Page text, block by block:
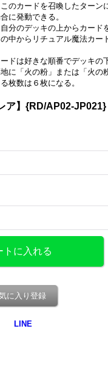
このカードを召喚したター
に発動できる。
自分のデッキの上からカード
中からリチュアル魔法カー
ドは好きな順番でデッキの
に「火の粉」または「火の
枚数は６枚になる。
】{RD/AP02-JP021}
に入り登録